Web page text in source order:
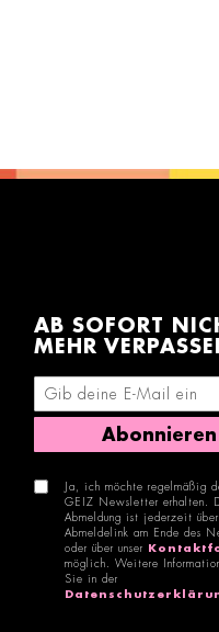
AB SOFORT
MEHR
E-Mail-Adresse eingeben
Abonnieren
Ja, ich möchte regelmäßig
GEIZ Newsletter erhalten.
Abmeldung ist jederzeit
Abmeldelink am Ende des
oder über unser
möglich. Weitere
Sie in der